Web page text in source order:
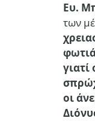
Ευ.
των
γιατί
οι